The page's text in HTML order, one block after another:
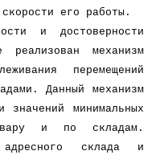
его работы.
и достоверности
механизм
перемещений
Данный механизм
минимальных
и по складам.
склада и